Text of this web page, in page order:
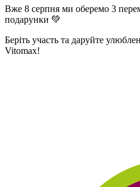
Вже 8 серпня ми оберемо 3
подарунки 💚
Беріть участь та даруйте
Vitomax!